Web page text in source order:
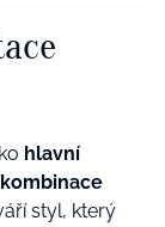
hlavní
kombinace
styl, který